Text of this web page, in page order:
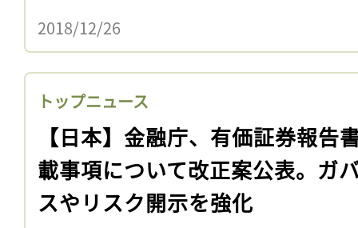
2018/12/26
トップニュース
【日本】金融庁、有価証券報告
載事項について改正案公表。ガ
スやリスク開示を強化